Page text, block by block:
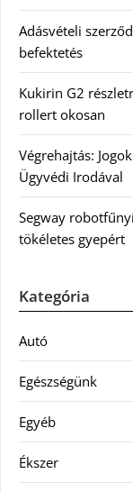
Adásvételi
befektetés
Kukirin G2
rollert okosan
Végrehajtás:
Ügyvédi Irodával
Segway
tökéletes gyepért
Kategória
Autó
Egészségünk
Egyéb
Ékszer